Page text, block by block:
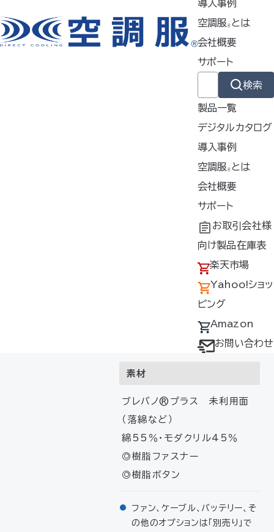
導入事例
空調服🄬 とは
会社概要
サポート
検索
製品一覧
デジタルカタログ
導入事例
導入事例
共同開発
工場シミュレーシ
ョン
空調服🄬 とは
空調服 ®とは
開発秘話
会社概要
企業理念
会社概要
会社沿革
アクセス
採用情報
サポート
よくあるご質問
不要なバッテリー
の回収について
デバイス・ファン
オプション対応表
取扱説明書ダウ
ンロードサービス
防爆デバイス取り
お取引会社様
向け製品在庫表
楽天市場
Yahoo!ショッ
ピング
Amazon
お問い合わせ
▸見返しが顔に向かってくる風を
軽減
溶接業
物流業
ネイビー、グレー、ライトブルー
S・M・L・LL・3L・4L・5L（男
素材
ブレバノ®プラス 未利用面
（落綿など）
綿55％・モダクリル45％
◎樹脂ファスナー
◎樹脂ボタン
ファン、ケーブル、バッテリー、そ
の他のオプションは「別売り」で